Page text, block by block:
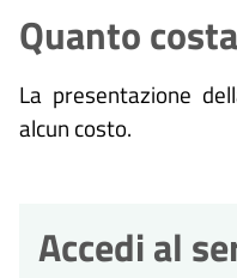
Quanto costa
La presentazione
alcun costo.
Accedi al